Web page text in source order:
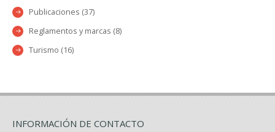
Publicaciones (37)
Reglamentos y marcas (8)
Turismo (16)
INFORMACIÓN DE CONTACTO